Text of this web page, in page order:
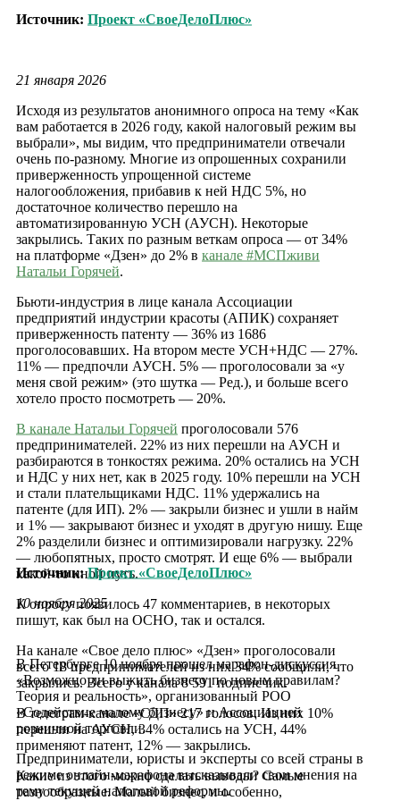
Источник: Проект «СвоеДелоПлюс»
21 января 2026
Исходя из результатов анонимного опроса на тему «Как
вам работается в 2026 году, какой налоговый режим вы
выбрали», мы видим, что предприниматели отвечали
очень по-разному. Многие из опрошенных сохранили
приверженность упрощенной системе
налогообложения, прибавив к ней НДС 5%, но
достаточное количество перешло на
автоматизированную УСН (АУСН). Некоторые
закрылись. Таких по разным веткам опроса — от 34%
на платформе «Дзен» до 2% в канале #МСПживи
Натальи Горячей.
Бьюти-индустрия в лице канала Ассоциации
предприятий индустрии красоты (АПИК) сохраняет
приверженность патенту — 36% из 1686
проголосовавших. На втором месте УСН+НДС — 27%.
11% — предпочли АУСН. 5% — проголосовали за «у
меня свой режим» (это шутка — Ред.), и больше всего
хотело просто посмотреть — 20%.
В канале Натальи Горячей проголосовали 576
предпринимателей. 22% из них перешли на АУСН и
разбираются в тонкостях режима. 20% остались на УСН
и НДС у них нет, как в 2025 году. 10% перешли на УСН
и стали плательщиками НДС. 11% удержались на
патенте (для ИП). 2% — закрыли бизнес и ушли в найм
и 1% — закрывают бизнес и уходят в другую нишу. Еще
2% разделили бизнес и оптимизировали нагрузку. 22%
— любопятных, просто смотрят. И еще 6% — выбрали
какой-то иной путь.
К опросу появилось 47 комментариев, в некоторых
пишут, как был на ОСНО, так и остался.
На канале «Свое дело плюс» «Дзен» проголосовали
всего 18 предпринимателей из них 34% сообщили, что
закрылись. Всего у канала 8 591 подписчик.
В телеграм-канале «СДП» 217 голосов. Из них 10%
перешли на АУСН, 34% остались на УСН, 44%
применяют патент, 12% — закрылись.
Какие из этого можно сделать выводы? Самые
разнообразные. Малый бизнес, и особенно,
Источник:Проект «СвоеДелоПлюс»
10 ноября 2025
В Петербурге 10 ноября прошел марафон-дискуссия
«Возможно ли выжить бизнесу по новым правилам?
Теория и реальность», организованный РОО
«Содействие малому бизнесу» и Ассоциацией
розничной торговли.
Предприниматели, юристы и эксперты со всей страны в
режиме онлайн-марафона высказывали свои мнения на
тему текущей налоговой реформы.